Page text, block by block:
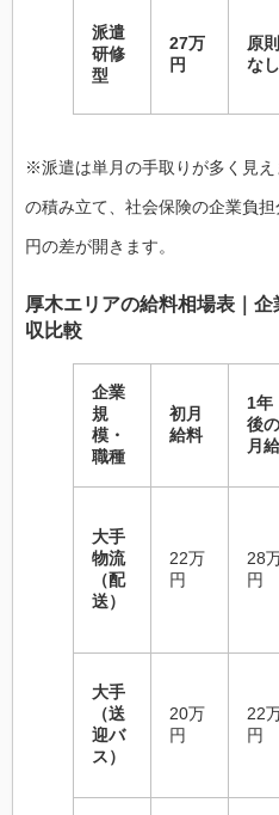
派遣
研修
型
27万
円
原則
なし
※派遣は単月の手取りが多く見
の積み立て、社会保険の企業負
円の差が開きます。
厚木エリアの給料相場表｜
収比較
企業
規
模・
職種
初月
給料
1年
後の
月給
大手
物流
（配
送）
22万
円
28
円
大手
（送
迎バ
ス）
20万
円
22
円